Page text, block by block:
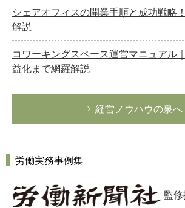
シェアオフィスの開業手順と成功戦略
解説
コワーキングスペース運営マニュアル
益化まで網羅解説
経営ノウハウの泉へ
労働実務事例集
監